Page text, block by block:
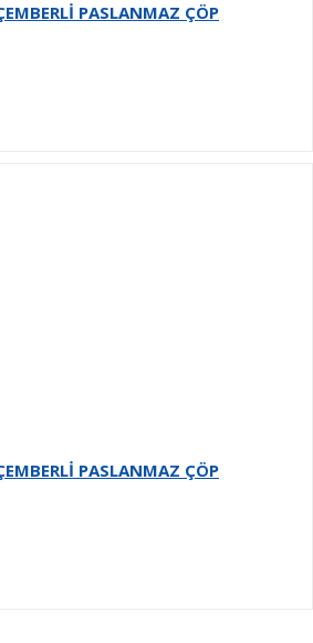
PASLANMAZ ÇÖP
PASLANMAZ ÇÖP